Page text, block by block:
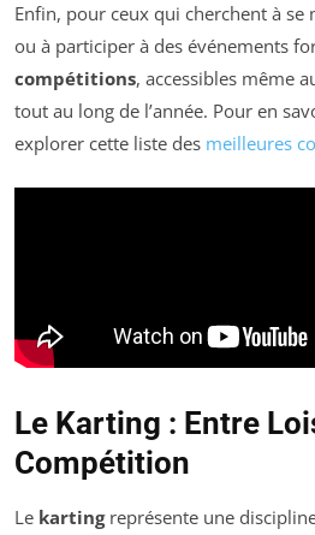
Enfin, pour ceux qui cherchent à se
ou à participer à des événements
compétitions, accessibles même
tout au long de l’année. Pour en
explorer cette liste des meilleures
Le Karting : Entre
Compétition
Le kartingreprésente une